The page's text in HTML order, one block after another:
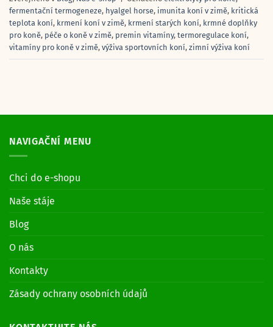
fermentační termogeneze, hyalgel horse, imunita koní v zimě, kritická
teplota koní, krmení koní v zimě, krmení starých koní, krmné doplňky
pro koně, péče o koně v zimě, premin vitamíny, termoregulace koní,
vitamíny pro koně v zimě, výživa sportovních koní, zimní výživa koní
NAVIGAČNÍ MENU
Chci do e-shopu
Naše stáje
Blog
O nás
Kontakty
Zásady ochrany osobních údajů